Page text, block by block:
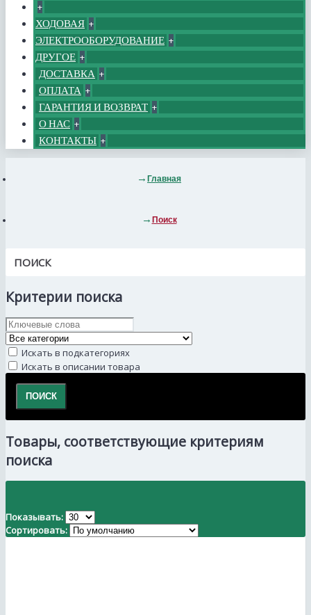
+
ХОДОВАЯ +
ЭЛЕКТРООБОРУДОВАНИЕ +
ДРУГОЕ +
ДОСТАВКА +
ОПЛАТА +
ГАРАНТИЯ И ВОЗВРАТ +
О НАС +
КОНТАКТЫ +
Главная
Поиск
ПОИСК
Критерии поиска
Искать в подкатегориях
Искать в описании товара
Товары, соответствующие критериям
поиска
Показывать:
Сортировать: